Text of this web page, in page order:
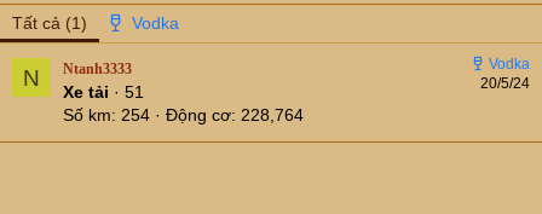
Tất cả (1)
N 20/5/24
Ntanh3333
Xe tải · 51
Số km 254 Động cơ 228,764